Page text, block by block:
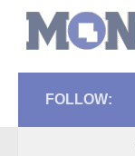
FOLLOW: